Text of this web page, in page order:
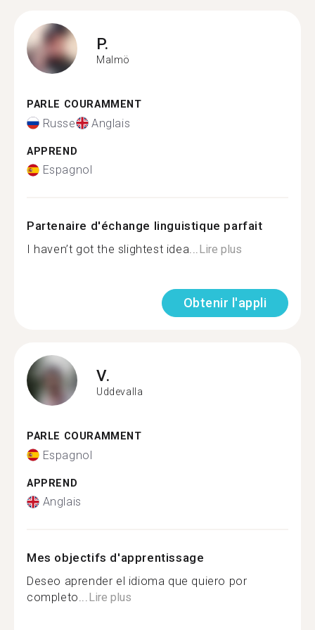
P.
Malmö
PARLE COURAMMENT
Russe Anglais
APPREND
Espagnol
Partenaire d'échange linguistique parfait
I haven’t got the slightest idea...Lire plus
Obtenir l'appli
V.
Uddevalla
PARLE COURAMMENT
Espagnol
APPREND
Anglais
Mes objectifs d'apprentissage
Deseo aprender el idioma que quiero por
completo...Lire plus